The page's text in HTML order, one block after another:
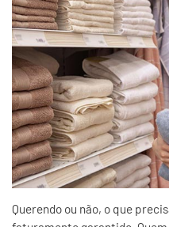
Querendo ou não, o que